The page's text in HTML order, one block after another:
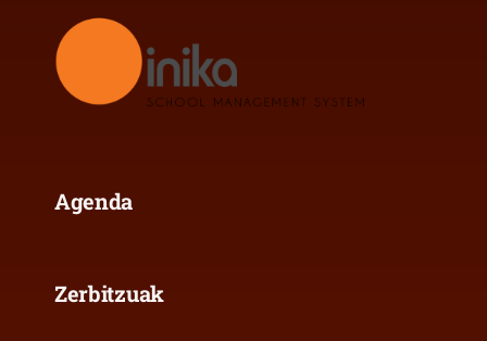
Agenda
Zerbitzuak